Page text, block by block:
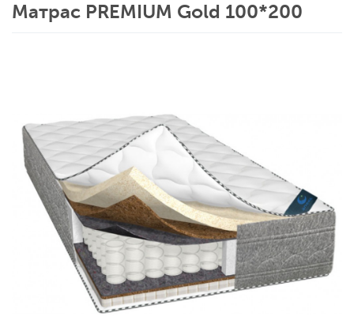
Матрас PREMIUM Gold 100*200